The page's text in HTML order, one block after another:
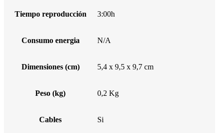
Tiempo reproducción 3:00h
Consumo energia N/A
Dimensiones (cm) 5,4 x 9,5 x 9,7 cm
Peso (kg) 0,2 Kg
Cables Si